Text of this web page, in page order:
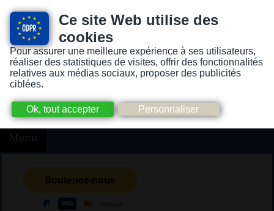
Ce site Web utilise des
cookies
Pour assurer une meilleure expérience à ses utilisateurs,
réaliser des statistiques de visites, offrir des fonctionnalités
relatives aux médias sociaux, proposer des publicités
ciblées.
Version pour personnes mal-voyantes ou non-voyantes
Menu